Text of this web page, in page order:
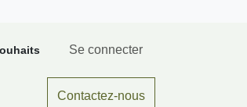
Se connecter
Cours
Contactez-nous